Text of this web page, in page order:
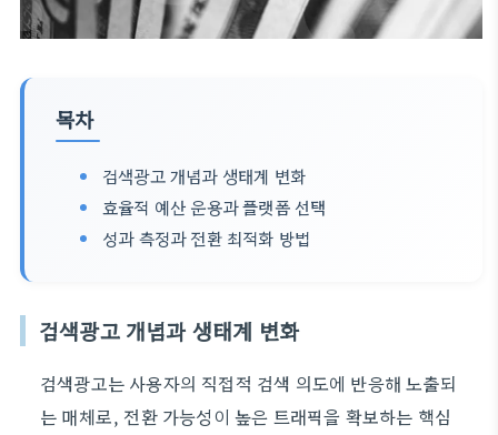
목차
검색광고 개념과 생태계 변화
효율적 예산 운용과 플랫폼 선택
성과 측정과 전환 최적화 방법
검색광고 개념과 생태계 변화
검색광고는 사용자의 직접적 검색 의도에 반응해 노출되
는 매체로, 전환 가능성이 높은 트래픽을 확보하는 핵심